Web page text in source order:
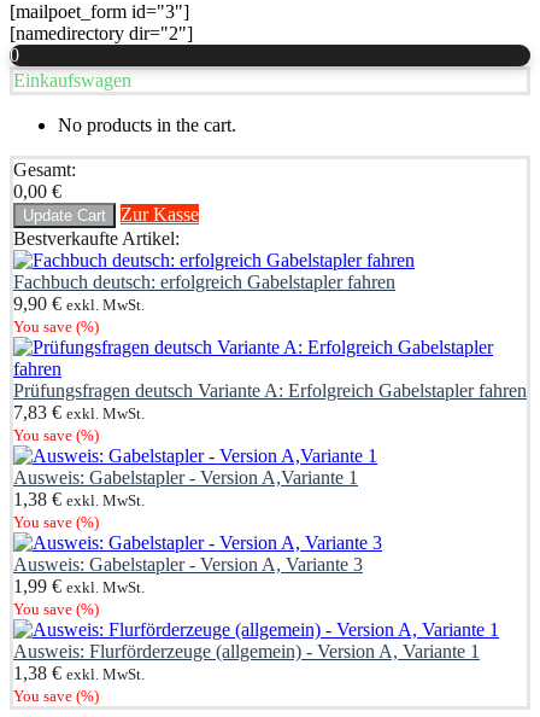
[mailpoet_form id="3"]
[namedirectory dir="2"]
0
Einkaufswagen
No products in the cart.
Gesamt:
0,00 €
Update Cart
Zur Kasse
Bestverkaufte Artikel:
Fachbuch deutsch: erfolgreich Gabelstapler fahren
9,90 € exkl. MwSt.
You save (%)
Prüfungsfragen deutsch Variante A: Erfolgreich Gabelstapler fahren
7,83 € exkl. MwSt.
You save (%)
Ausweis: Gabelstapler - Version A,Variante 1
1,38 € exkl. MwSt.
You save (%)
Ausweis: Gabelstapler - Version A, Variante 3
1,99 € exkl. MwSt.
You save (%)
Ausweis: Flurförderzeuge (allgemein) - Version A, Variante 1
1,38 € exkl. MwSt.
You save (%)